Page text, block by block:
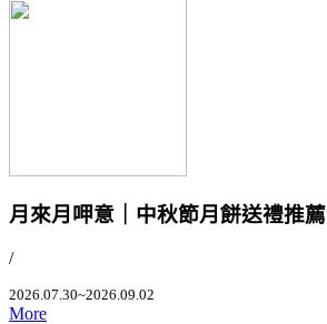
月來月呷意｜中秋節月餅送禮推薦
/
2026.07.30~2026.09.02
More